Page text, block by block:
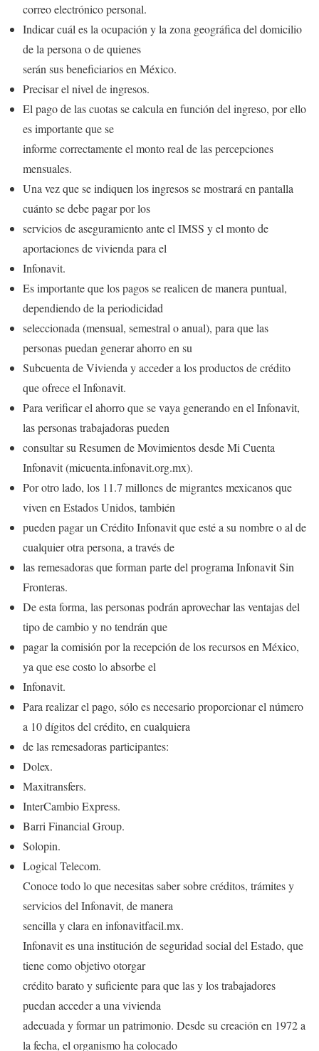
correo electrónico personal.
Indicar cuál es la ocupación y la zona geográfica del domicilio
de la persona o de quienes
serán sus beneficiarios en México.
Precisar el nivel de ingresos.
El pago de las cuotas se calcula en función del ingreso, por ello
es importante que se
informe correctamente el monto real de las percepciones
mensuales.
Una vez que se indiquen los ingresos se mostrará en pantalla
cuánto se debe pagar por los
servicios de aseguramiento ante el IMSS y el monto de
aportaciones de vivienda para el
Infonavit.
Es importante que los pagos se realicen de manera puntual,
dependiendo de la periodicidad
seleccionada (mensual, semestral o anual), para que las
personas puedan generar ahorro en su
Subcuenta de Vivienda y acceder a los productos de crédito
que ofrece el Infonavit.
Para verificar el ahorro que se vaya generando en el Infonavit,
las personas trabajadoras pueden
consultar su Resumen de Movimientos desde Mi Cuenta
Infonavit (micuenta.infonavit.org.mx).
Por otro lado, los 11.7 millones de migrantes mexicanos que
viven en Estados Unidos, también
pueden pagar un Crédito Infonavit que esté a su nombre o al de
cualquier otra persona, a través de
las remesadoras que forman parte del programa Infonavit Sin
Fronteras.
De esta forma, las personas podrán aprovechar las ventajas del
tipo de cambio y no tendrán que
pagar la comisión por la recepción de los recursos en México,
ya que ese costo lo absorbe el
Infonavit.
Para realizar el pago, sólo es necesario proporcionar el número
a 10 dígitos del crédito, en cualquiera
de las remesadoras participantes:
Dolex.
Maxitransfers.
InterCambio Express.
Barri Financial Group.
Solopin.
Logical Telecom.
Conoce todo lo que necesitas saber sobre créditos, trámites y
servicios del Infonavit, de manera
sencilla y clara en infonavitfacil.mx.
Infonavit es una institución de seguridad social del Estado, que
tiene como objetivo otorgar
crédito barato y suficiente para que las y los trabajadores
puedan acceder a una vivienda
adecuada y formar un patrimonio. Desde su creación en 1972 a
la fecha, el organismo ha colocado